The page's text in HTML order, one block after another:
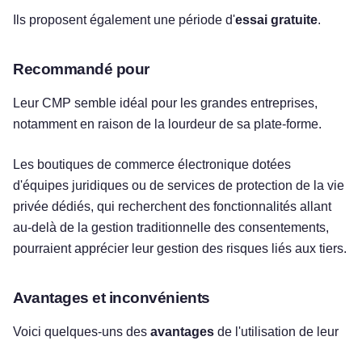
Ils proposent également une période d'essai gratuite.
Recommandé pour
Leur CMP semble idéal pour les grandes entreprises,
notamment en raison de la lourdeur de sa plate-forme.
Les boutiques de commerce électronique dotées
d'équipes juridiques ou de services de protection de la vie
privée dédiés, qui recherchent des fonctionnalités allant
au-delà de la gestion traditionnelle des consentements,
pourraient apprécier leur gestion des risques liés aux tiers.
Avantages et inconvénients
Voici quelques-uns des avantages de l'utilisation de leur